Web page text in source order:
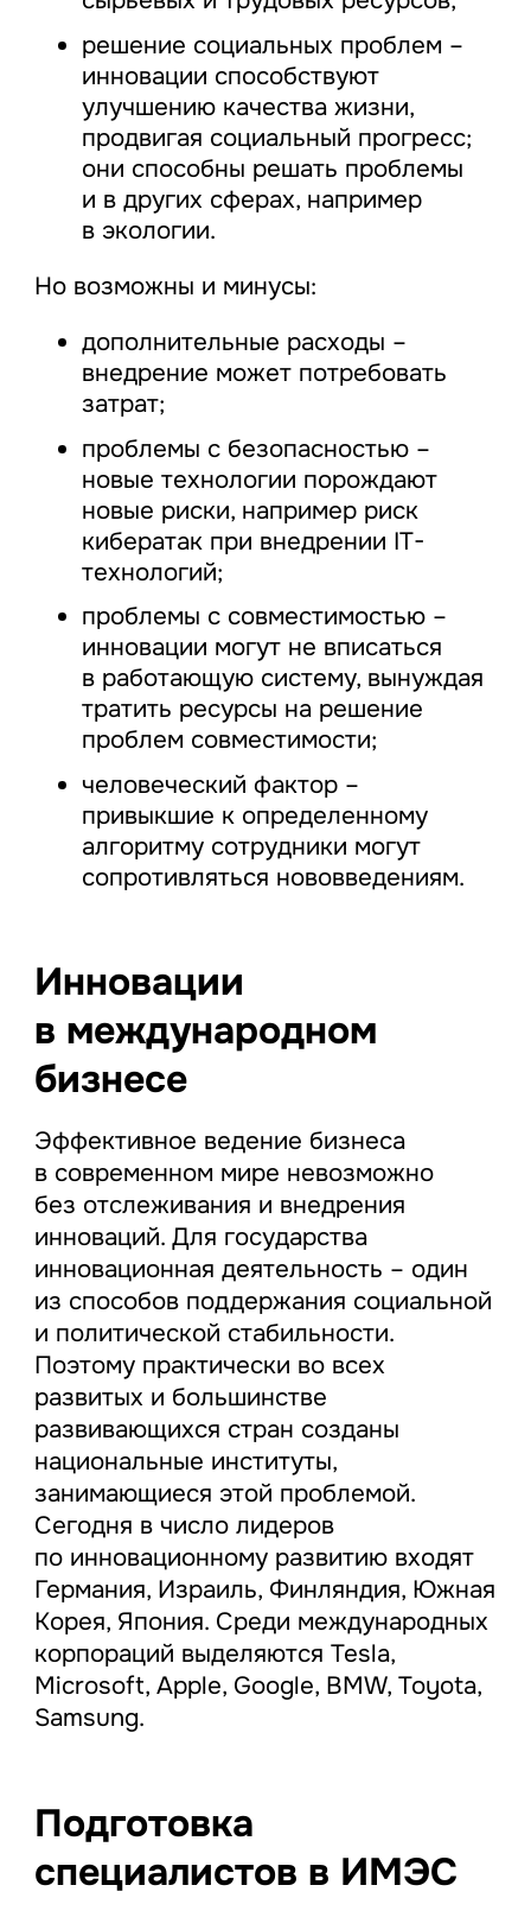
решение социальных проблем –
инновации способствуют
улучшению качества жизни,
продвигая социальный прогресс;
они способны решать проблемы
и в других сферах, например
в экологии.
Но возможны и минусы:
дополнительные расходы –
внедрение может потребовать
затрат;
проблемы с безопасностью –
новые технологии порождают
новые риски, например риск
кибератак при внедрении IT-
технологий;
проблемы с совместимостью –
инновации могут не вписаться
в работающую систему, вынуждая
тратить ресурсы на решение
проблем совместимости;
человеческий фактор –
привыкшие к определенному
алгоритму сотрудники могут
сопротивляться нововведениям.
Инновации
в международном
бизнесе
Эффективное ведение бизнеса
в современном мире невозможно
без отслеживания и внедрения
инноваций. Для государства
инновационная деятельность – один
из способов поддержания социальной
и политической стабильности.
Поэтому практически во всех
развитых и большинстве
развивающихся стран созданы
национальные институты,
занимающиеся этой проблемой.
Сегодня в число лидеров
по инновационному развитию входят
Германия, Израиль, Финляндия, Южная
Корея, Япония. Среди международных
корпораций выделяются Tesla,
Microsoft, Apple, Google, BMW, Toyota,
Samsung.
Подготовка
специалистов в ИМЭС